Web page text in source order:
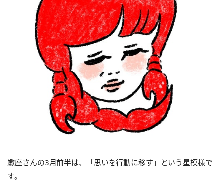
蠍座さんの3月前半は、「思いを行動に移す」という星模様で
す。